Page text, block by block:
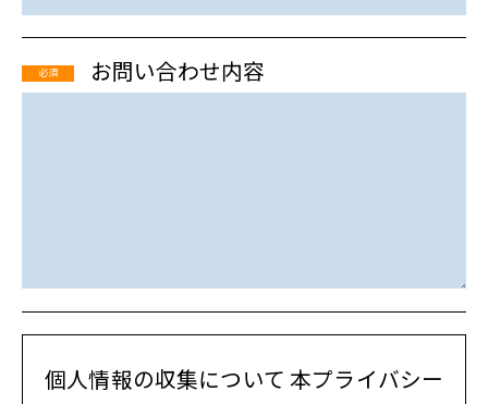
必須 お問い合わせ内容
個人情報の収集について 本プライバシー